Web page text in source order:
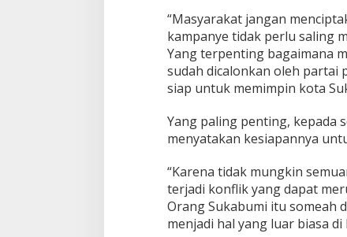
2
0
2
4
“Masyarakat jangan
kampanye tidak perlu saling
Yang terpenting bagaimana
sudah dicalonkan oleh partai
siap untuk memimpin kota
Yang paling penting, kepada
menyatakan kesiapannya
“Karena tidak mungkin
terjadi konflik yang dapat
Orang Sukabumi itu someah
menjadi hal yang luar biasa